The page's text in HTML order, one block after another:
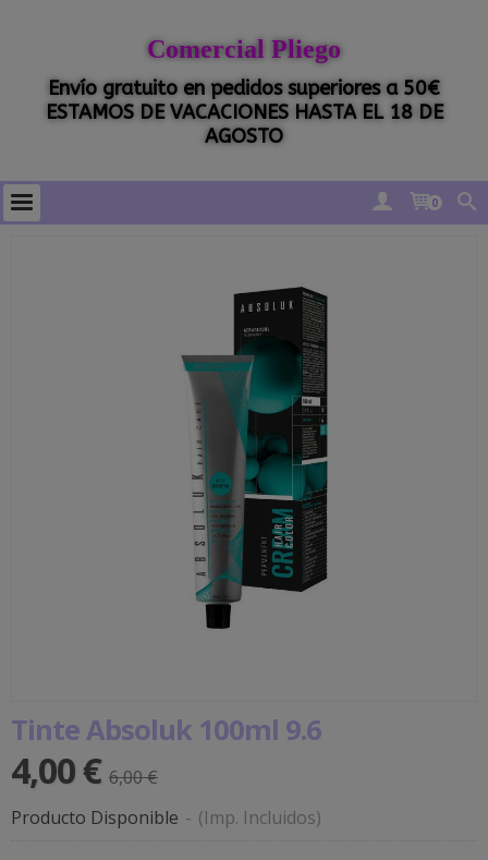
Comercial Pliego
Envío gratuito en pedidos superiores a 50€
ESTAMOS DE VACACIONES HASTA EL 18 DE
AGOSTO
0
Tinte Absoluk 100ml 9.6
4,00 € 6,00 €
Producto Disponible - (Imp. Incluidos)